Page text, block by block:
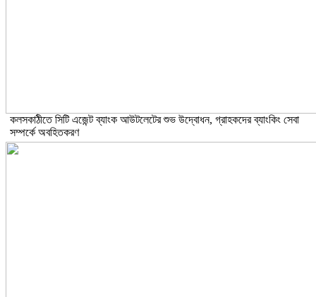
কলসকাঠীতে সিটি এজেন্ট ব্যাংক আউটলেটের শুভ উদ্বোধন, গ্রাহকদের ব্যাংকিং সেবা
সম্পর্কে অবহিতকরণ